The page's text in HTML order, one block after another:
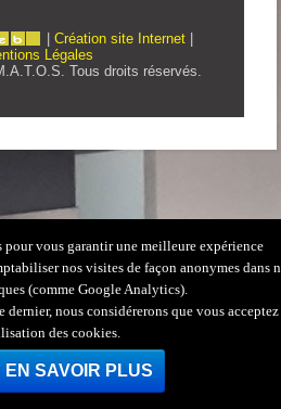
Création site Internet
Légales
Tous droits réservés.
vous garantir une meilleure expérience
nos visites de façon anonymes dans
(comme Google Analytics).
nous considérerons que vous acceptez
des cookies.
EN SAVOIR PLUS